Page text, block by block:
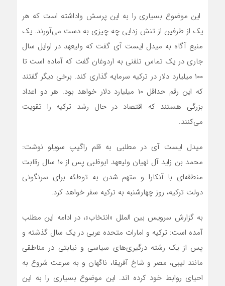
این موضوع بسیاری را به این پرسش واداشته است که هر
یک از طرفین از تنش زدایی چه چیزی به دست می‌آورند. یک
منبع آگاه به میدل ایست آی گفت که ولیعهد در اوایل سال
جاری در یک تماس تلفنی به اردوغان گفت که آماده است تا
۱۰۰ میلیارد دلار در ترکیه سرمایه گذاری کند. برخی دیگر گفتند
که این رقم حداقل ۱۰ میلیارد دلار خواهد بود. هر دو اعداد
بزرگی هستند که اقتصاد در حال رشد ترکیه را تقویت
می‌کنند.
میدل ایست آی در مطلبی به قلم راگیپ سویلو نوشت:
محمد بن زاید آل نهیان ولیعهد ابوظبی پس از ۱۰ سال رقابت
منطقه‌ای با آنکارا و متهم شدن به توطئه برای سرنگونی
دولت ترکیه، روز چهارشنبه به ترکیه سفر خواهد کرد.
به گزارش سرویس بین الملل «انتخاب»، در ادامه این مطلب
آمده است: ترکیه و امارات متحده عربی در یک سال گذشته و
پس از یک رشته درگیری‌های سیاسی و نیابتی در مناطقی
مانند لیبی، مصر و شاخ آفریقا، ناگهان و به سرعت شروع به
احیای روابط خود کرده اند. این موضوع بسیاری را به این